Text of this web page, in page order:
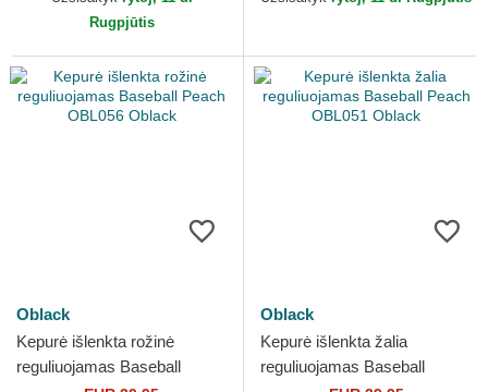
Rugpjūtis
Oblack
Kepurė išlenkta rožinė
reguliuojamas Baseball
Oblack
Kepurė išlenkta žalia
reguliuojamas Baseball